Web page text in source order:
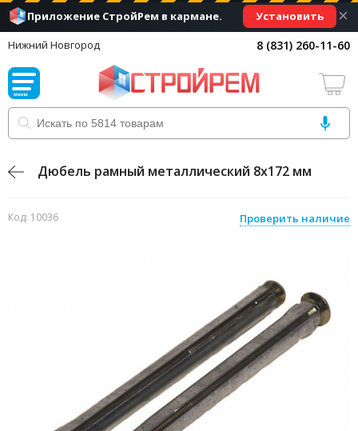
Приложение СтройРем в кармане. Установить ×
Нижний Новгород 8 (831) 260-11-60
Дюбель рамный металлический 8х172 мм
Код: 10036 Проверить наличие